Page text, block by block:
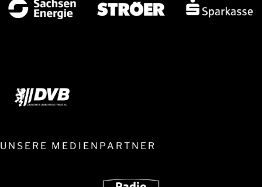
UNSERE MEDIENPARTNER